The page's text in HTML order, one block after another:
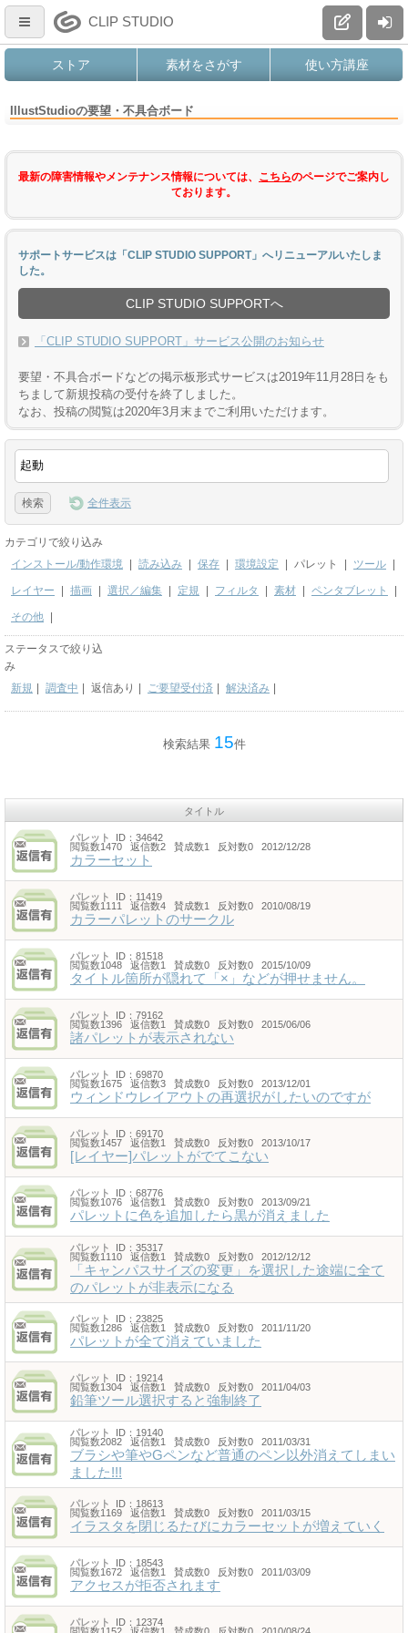
CLIP STUDIO
ストア 素材をさがす 使い方講座
IllustStudioの要望・不具合ボード
最新の障害情報やメンテナンス情報については、 こちらのページでご案内し
ております。
サポートサービスは「CLIP STUDIO SUPPORT」へリニューアルいたしま
した。
CLIP STUDIO SUPPORTへ
「CLIP STUDIO SUPPORT」サービス公開のお知らせ
要望・不具合ボードなどの掲示板形式サービスは2019年11月28日をも
ちまして新規投稿の受付を終了しました。
なお、投稿の閲覧は2020年3月末までご利用いただけます。
全件表示
カテゴリで絞り込み
インストール/動作環境
読み込み 保存 環境設定 パレット ツール
レイヤー 描画 選択／編集 定規 フィルタ 素材 ペンタブレット
その他
ステータスで絞り込
み
新規
調査中 返信あり ご要望受付済 解決済み
検索結果 15件
タイトル
パレット
ID：34642
閲覧数1470 返信数2 賛成数1 反対数0 2012/12/28
カラーセット
パレット
ID：11419
閲覧数1111 返信数4 賛成数1 反対数0 2010/08/19
カラーパレットのサークル
パレット
ID：81518
閲覧数1048 返信数1 賛成数0 反対数0 2015/10/09
タイトル箇所が隠れて「×」などが押せません。
パレット
ID：79162
閲覧数1396 返信数1 賛成数0 反対数0 2015/06/06
諸パレットが表示されない
パレット
ID：69870
閲覧数1675 返信数3 賛成数0 反対数0 2013/12/01
ウィンドウレイアウトの再選択がしたいのですが
パレット
ID：69170
閲覧数1457 返信数1 賛成数0 反対数0 2013/10/17
[レイヤー]パレットがでてこない
パレット
ID：68776
閲覧数1076 返信数1 賛成数0 反対数0 2013/09/21
パレットに色を追加したら黒が消えました
パレット
ID：35317
閲覧数1110 返信数1 賛成数0 反対数0 2012/12/12
「キャンパスサイズの変更」を選択した途端に全て
のパレットが非表示になる
パレット
ID：23825
閲覧数1286 返信数1 賛成数0 反対数0 2011/11/20
パレットが全て消えていました
パレット
ID：19214
閲覧数1304 返信数1 賛成数0 反対数0 2011/04/03
鉛筆ツール選択すると強制終了
パレット
ID：19140
閲覧数2082 返信数1 賛成数0 反対数0 2011/03/31
ブラシや筆やGペンなど普通のペン以外消えてしまい
ました!!!
パレット
ID：18613
閲覧数1169 返信数1 賛成数0 反対数0 2011/03/15
イラスタを閉じるたびにカラーセットが増えていく
パレット
ID：18543
閲覧数1672 返信数1 賛成数0 反対数0 2011/03/09
アクセスが拒否されます
パレット
ID：12374